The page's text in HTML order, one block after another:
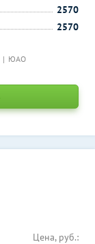
ЮАО
2570
2570
Цена, руб.: